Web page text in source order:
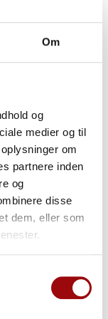
Om
og
medier og til
om
partnere inden
og
disse
dem, eller som
end bare service
langsigtet værdi.
Vi ved, at
forskellen –
afslutter Morten
på tlf. +47 2449